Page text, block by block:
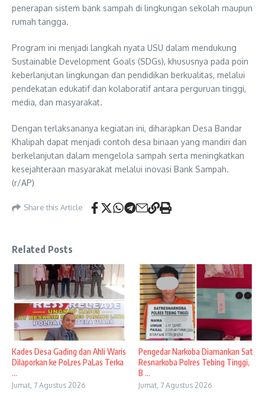
penerapan sistem bank sampah di lingkungan sekolah maupun
rumah tangga.
Program ini menjadi langkah nyata USU dalam mendukung
Sustainable Development Goals (SDGs), khususnya pada poin
keberlanjutan lingkungan dan pendidikan berkualitas, melalui
pendekatan edukatif dan kolaboratif antara perguruan tinggi,
media, dan masyarakat.
Dengan terlaksananya kegiatan ini, diharapkan Desa Bandar
Khalipah dapat menjadi contoh desa binaan yang mandiri dan
berkelanjutan dalam mengelola sampah serta meningkatkan
kesejahteraan masyarakat melalui inovasi Bank Sampah.
(r/AP)
Share this Article
Related Posts
Kades Desa Gading dan Ahli Waris
Dilaporkan ke PoLres PaLas Terka
...
Jumat, 7 Agustus 2026
Pengedar Narkoba Diamankan Sat
Resnarkoba Polres Tebing Tinggi,
B ...
Jumat, 7 Agustus 2026